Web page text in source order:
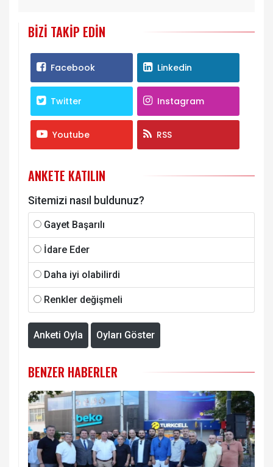
BIZI TAKIP EDIN
Facebook Linkedin
Twitter Instagram
Youtube RSS
ANKETE KATILIN
Sitemizi nasıl buldunuz?
Gayet Başarılı
İdare Eder
Daha iyi olabilirdi
Renkler değişmeli
Anketi Oyla Oyları Göster
BENZER HABERLER